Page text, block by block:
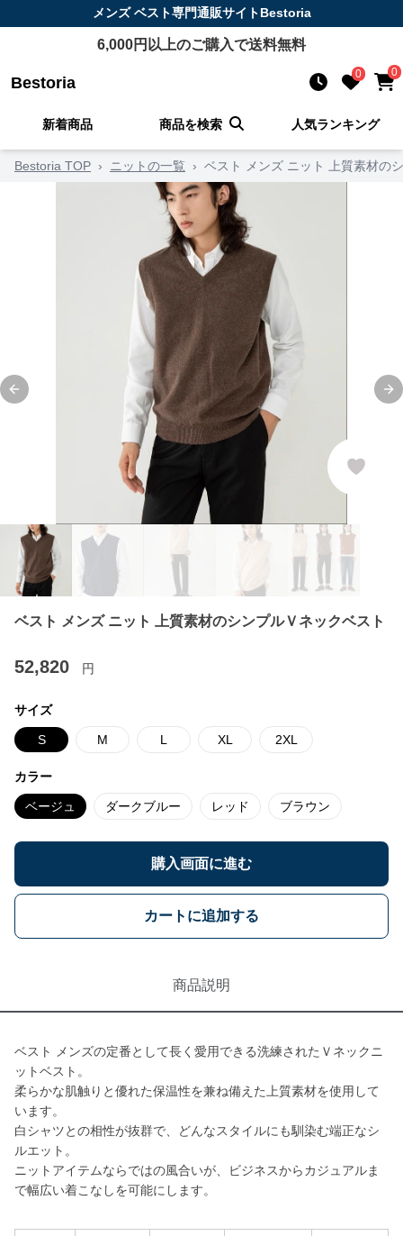
メンズ ベスト専門通販サイトBestoria
6,000円以上のご購入で送料無料
Bestoria 0 0
新着商品 商品を検索 人気ランキング
Bestoria TOP › ニットの一覧 › ベスト メンズ ニット 上質素材の
Previous slide
ベスト メンズ ニット 上質素材のシンプルＶネックベスト
52,820 円
サイズ
S M L XL 2XL
カラー
ベージュ ダークブルー レッド ブラウン
購入画面に進む
カートに追加する
商品説明
ベスト メンズの定番として長く愛用できる洗練されたＶネックニ
ットベスト。
柔らかな肌触りと優れた保温性を兼ね備えた上質素材を使用して
います。
白シャツとの相性が抜群で、どんなスタイルにも馴染む端正なシ
ルエット。
ニットアイテムならではの風合いが、ビジネスからカジュアルま
で幅広い着こなしを可能にします。